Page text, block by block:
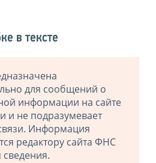
в тексте
для сообщений о
информации на сайте
и не подразумевает
Информация
редактору сайта ФНС
сведения.